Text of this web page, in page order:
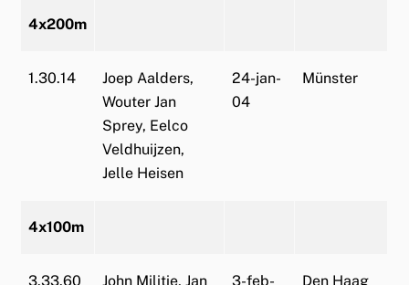
4x200m
1.30.14
Joep Aalders,
Wouter Jan
Sprey, Eelco
Veldhuijzen,
Jelle Heisen
24-jan-
04
Münster
4x100m
3.33.60
John Militie, Jan
3-feb-
Den Haag